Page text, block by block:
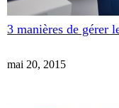
3 manières de gérer
mai 20, 2015